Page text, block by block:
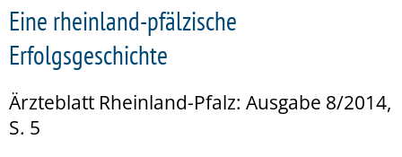
Eine rheinland-pfälzische
Erfolgsgeschichte
Ärzteblatt Rheinland-Pfalz: Ausgabe 8/2014,
S. 5